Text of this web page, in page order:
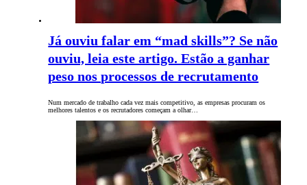
Já ouviu falar em “mad skills”? Se não
ouviu, leia este artigo. Estão a ganhar
peso nos processos de recrutamento
Num mercado de trabalho cada vez mais competitivo, as empresas procuram os
melhores talentos e os recrutadores começam a olhar…